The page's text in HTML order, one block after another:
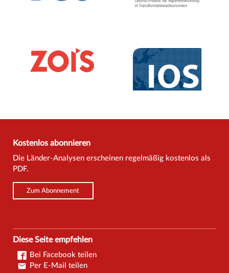
Kostenlos abonnieren
Die Länder-Analysen erscheinen regelmäßig kostenlos als
PDF.
Zum Abonnement
Diese Seite empfehlen
Bei Facebook teilen
Per E-Mail teilen